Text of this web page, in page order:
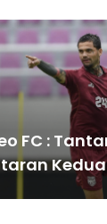
FC :